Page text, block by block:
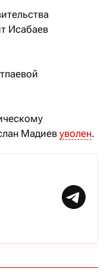
Исабаев
Мадиев уволен.